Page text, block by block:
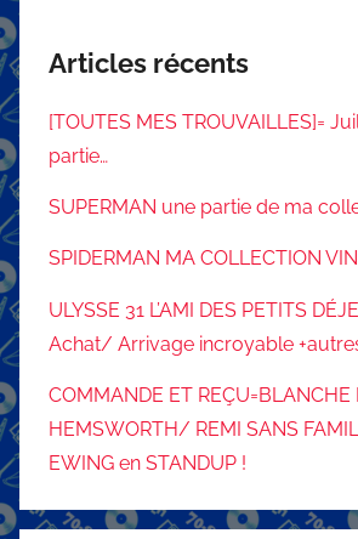
Articles récents
[TOUTES MES TROUVAILLES]=
partie…
SUPERMAN une partie de ma
SPIDERMAN MA COLLECTION
ULYSSE 31 L’AMI DES PETITS
Achat/ Arrivage incroyable
COMMANDE ET
HEMSWORTH/ REMI SANS
EWING en STANDUP !